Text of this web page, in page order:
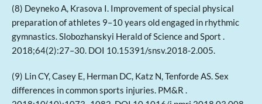
(8) Deyneko A, Krasova I. Improvement of special physical
preparation of athletes 9–10 years old engaged in rhythmic
gymnastics. Slobozhanskyi Herald of Science and Sport .
2018;64(2):27–30. DOI 10.15391/snsv.2018-2.005.
(9) Lin CY, Casey E, Herman DC, Katz N, Tenforde AS. Sex
differences in common sports injuries. PM&R .